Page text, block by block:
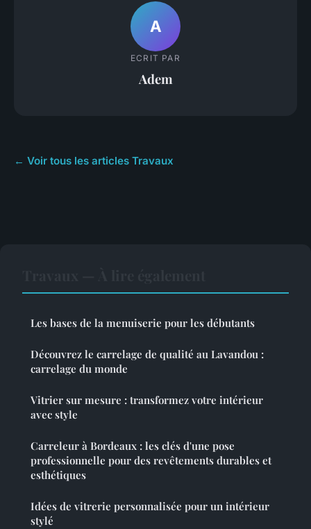
A
ECRIT PAR
Adem
← Voir tous les articles Travaux
Les bases de la menuiserie pour les débutants
Découvrez le carrelage de qualité au Lavandou :
carrelage du monde
Vitrier sur mesure : transformez votre intérieur
avec style
Carreleur à Bordeaux : les clés d'une pose
professionnelle pour des revêtements durables et
esthétiques
Idées de vitrerie personnalisée pour un intérieur
stylé